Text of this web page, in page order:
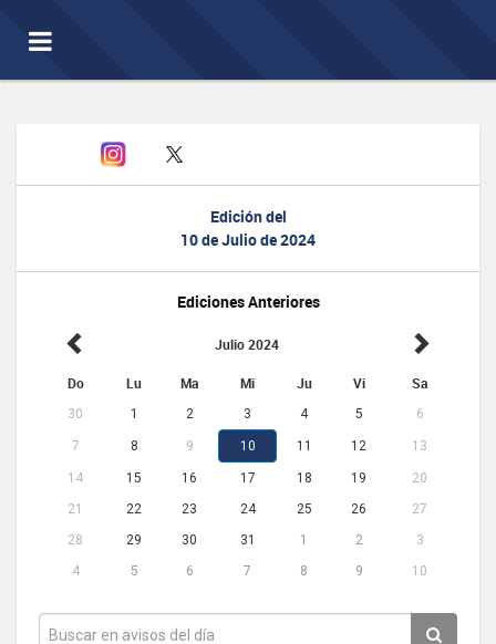
Toggle
navigation
Edición del
10 de Julio de 2024
Ediciones Anteriores
Julio 2024
Do Lu Ma Mi Ju Vi Sa
30 1 2 3 4 5 6
7 8 9 10 11 12 13
14 15 16 17 18 19
20
21
22 23 24 25 26
27
28
29 30 31 1 2
3
4
5 6 7 8 9 10